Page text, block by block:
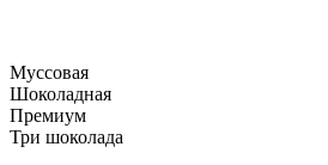
Муссовая
Шоколадная
Премиум
Три шоколада